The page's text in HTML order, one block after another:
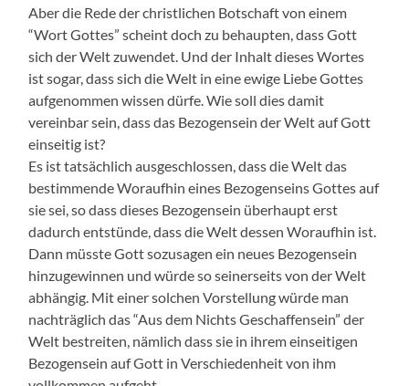
Aber die Rede der christlichen Botschaft von einem
“Wort Gottes” scheint doch zu behaupten, dass Gott
sich der Welt zuwendet. Und der Inhalt dieses Wortes
ist sogar, dass sich die Welt in eine ewige Liebe Gottes
aufgenommen wissen dürfe. Wie soll dies damit
vereinbar sein, dass das Bezogensein der Welt auf Gott
einseitig ist?
Es ist tatsächlich ausgeschlossen, dass die Welt das
bestimmende Woraufhin eines Bezogenseins Gottes auf
sie sei, so dass dieses Bezogensein überhaupt erst
dadurch entstünde, dass die Welt dessen Woraufhin ist.
Dann müsste Gott sozusagen ein neues Bezogensein
hinzugewinnen und würde so seinerseits von der Welt
abhängig. Mit einer solchen Vorstellung würde man
nachträglich das “Aus dem Nichts Geschaffensein” der
Welt bestreiten, nämlich dass sie in ihrem einseitigen
Bezogensein auf Gott in Verschiedenheit von ihm